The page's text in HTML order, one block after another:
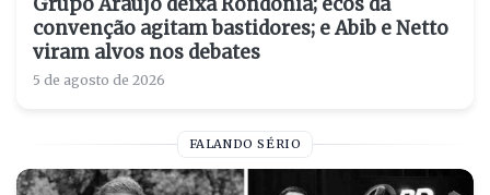
convenção agitam bastidores; e Abib e Netto
viram alvos nos debates
5 de agosto de 2026
FALANDO SÉRIO